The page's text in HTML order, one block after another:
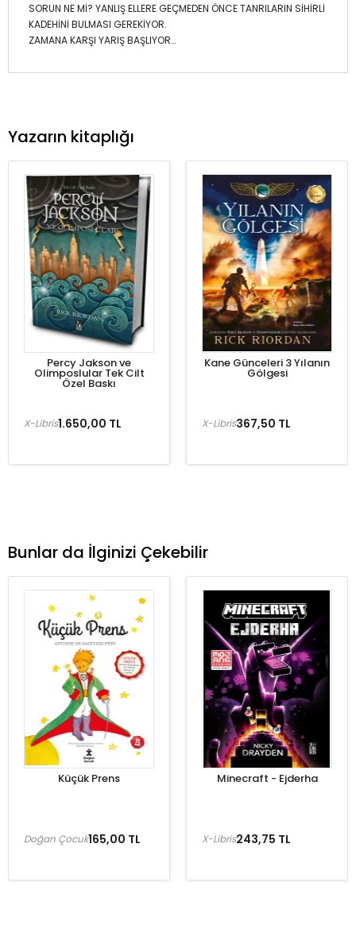
SORUN NE Mİ? YANLIŞ ELLERE GEÇMEDEN ÖNCE TANRILARIN SİHİRLİ
KADEHİNİ BULMASI GEREKİYOR.
ZAMANA KARŞI YARIŞ BAŞLIYOR…
Yazarın kitaplığı
Percy Jakson ve
Olimposlular Tek Cilt
Özel Baskı
1.650,00 TL
X-Libris
Kane Günceleri 3 Yılanın
Gölgesi
367,50 TL
X-Libris
Bunlar da İlginizi Çekebilir
Küçük Prens
165,00 TL
Doğan Çocuk
Minecraft - Ejderha
243,75 TL
X-Libris